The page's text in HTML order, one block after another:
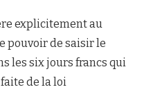
explicitement au
pouvoir de saisir le
les six jours francs qui
de la loi